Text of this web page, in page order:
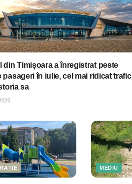
din Timișoara a înregistrat peste
pasageri în iulie, cel mai ridicat trafic
sa
MEDIU